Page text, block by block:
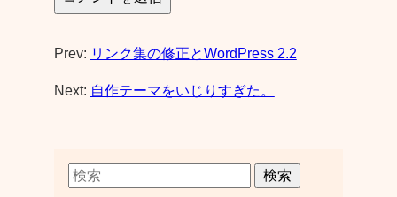
Prev: リンク集の修正とWordPress 2.2
Next: 自作テーマをいじりすぎた。
検索